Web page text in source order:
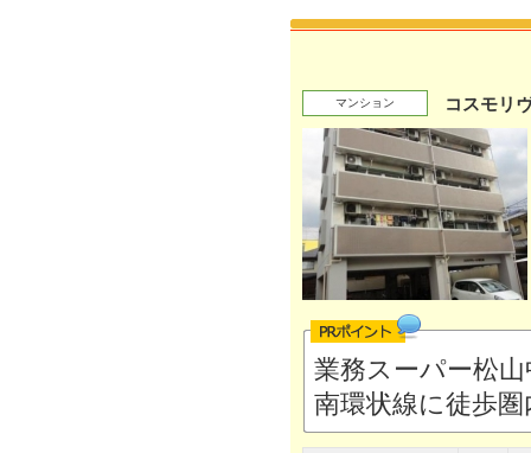
マンション コスモリ
業務スーパー松
南環状線に徒歩